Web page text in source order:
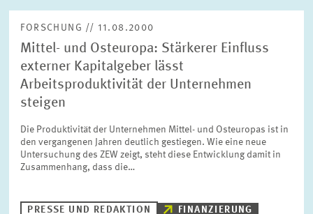
FORSCHUNG // 11.08.2000
Mittel- und Osteuropa: Stärkerer Einfluss
externer Kapitalgeber lässt
Arbeitsproduktivität der Unternehmen
steigen
Die Produktivität der Unternehmen Mittel- und Osteuropas ist in
den vergangenen Jahren deutlich gestiegen. Wie eine neue
Untersuchung des ZEW zeigt, steht diese Entwicklung damit in
Zusammenhang, dass die…
PRESSE UND REDAKTION
FINANZIERUNG